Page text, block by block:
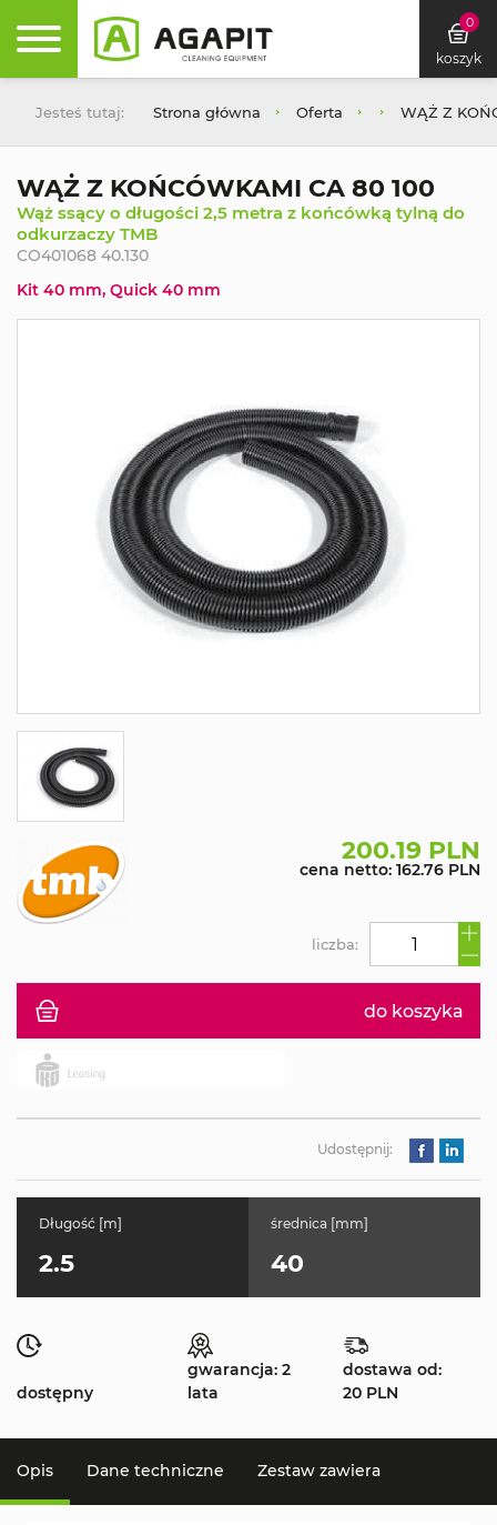
0
koszyk
Jesteś tutaj: Strona główna Oferta WĄŻ Z
WĄŻ Z KOŃCÓWKAMI CA 80 100
Wąż ssący o długości 2,5 metra z końcówką tylną do
odkurzaczy TMB
CO401068 40.130
Kit 40 mm, Quick 40 mm
200.19 PLN
cena netto: 162.76 PLN
do koszyka
liczba:
Udostępnij:
Długość [m]
2.5
średnica [mm]
40
dostępny
gwarancja: 2
lata
dostawa od:
20 PLN
Opis Dane techniczne Zestaw zawiera